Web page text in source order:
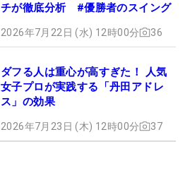
チが徹底分析 #優勝者のスイング
2026年7月22日 (水) 12時00分 36
ダフる人は重心が高すぎた！ 人気
女子プロが実践する「丹田アドレ
ス」の効果
2026年7月23日 (木) 12時00分 37